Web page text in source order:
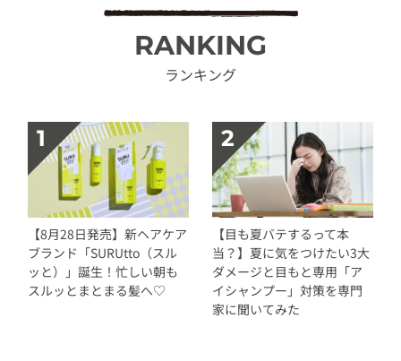
RANKING
ランキング
【8月28日発売】新ヘアケア
ブランド「SURUtto（スル
ッと）」誕生！忙しい朝も
スルッとまとまる髪へ♡
【目も夏バテするって本
当？】夏に気をつけたい3大
ダメージと目もと専用「ア
イシャンプー」対策を専門
家に聞いてみた